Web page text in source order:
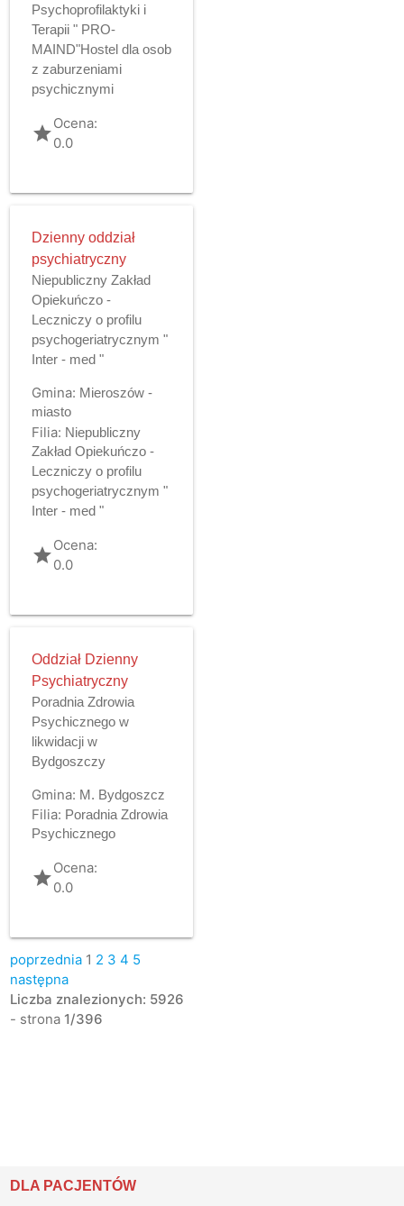
Psychoprofilaktyki i
Terapii " PRO-
MAIND"Hostel dla osob
z zaburzeniami
psychicznymi
gradeOcena:
0.0
Dzienny oddział
psychiatryczny
Niepubliczny Zakład
Opiekuńczo -
Leczniczy o profilu
psychogeriatrycznym "
Inter - med "
Gmina: Mieroszów -
miasto
Filia: Niepubliczny
Zakład Opiekuńczo -
Leczniczy o profilu
psychogeriatrycznym "
Inter - med "
gradeOcena:
0.0
Oddział Dzienny
Psychiatryczny
Poradnia Zdrowia
Psychicznego w
likwidacji w
Bydgoszczy
Gmina: M. Bydgoszcz
Filia: Poradnia Zdrowia
Psychicznego
gradeOcena:
0.0
poprzednia 1 2 3 4 5
następna
Liczba znalezionych: 5926
- strona 1/396
DLA PACJENTÓW